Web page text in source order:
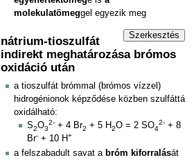
molekulatömeggel egyezik meg
Szerkesztés
nátrium-tioszulfát
indirekt meghatározása brómos
oxidáció után
a tioszulfát brómmal (brómos vízzel)
hidrogénionok képződése közben szulfáttá
oxidálható:
S2O3
2-+ 4 Br2 + 5 H2O = 2 SO4
2-+ 8
Br-+ 10 H+
a felszabadult savat a bróm kiforralását